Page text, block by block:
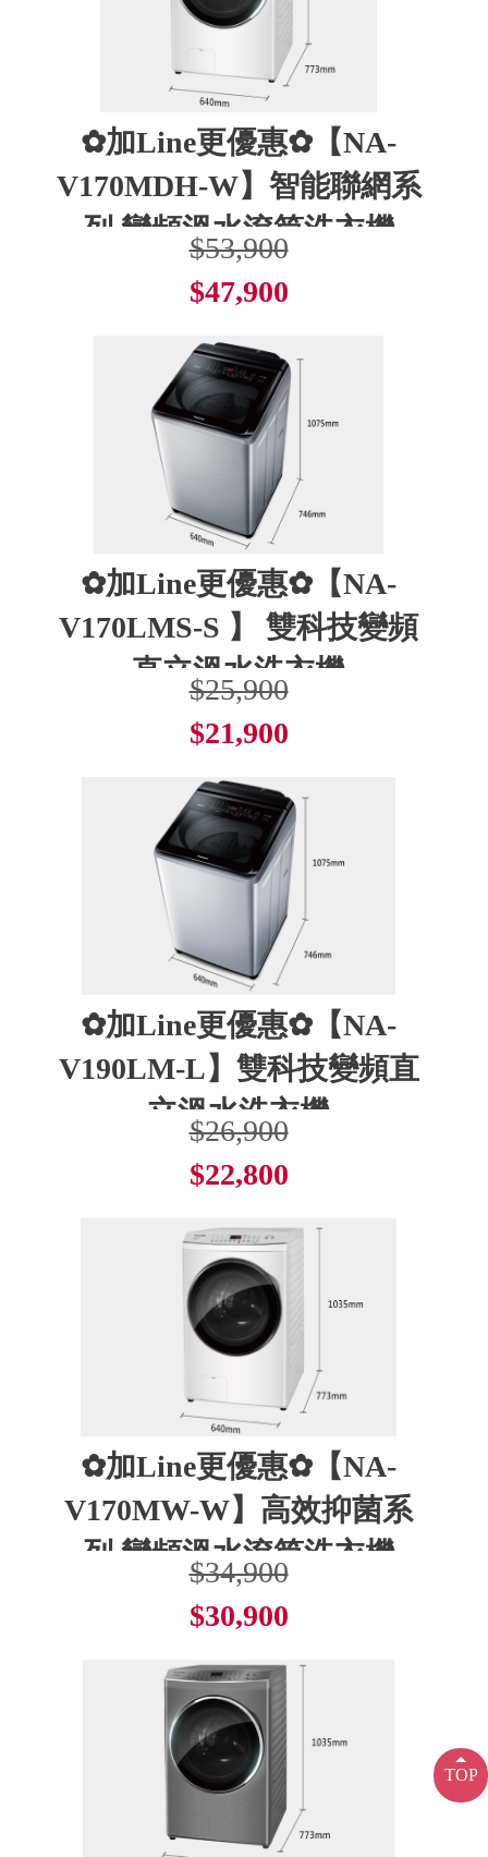
了解更多
✿加Line更優惠✿【NA-
V170MDH-W】智能聯網系
列 變頻溫水滾筒洗衣機
$53,900
$47,900
了解更多
✿加Line更優惠✿【NA-
V170LMS-S 】 雙科技變頻
直立溫水洗衣機
$25,900
$21,900
了解更多
✿加Line更優惠✿【NA-
V190LM-L】雙科技變頻直
立溫水洗衣機
$26,900
$22,800
了解更多
✿加Line更優惠✿【NA-
V170MW-W】高效抑菌系
列 變頻溫水滾筒洗衣機
$34,900
$30,900
TOP